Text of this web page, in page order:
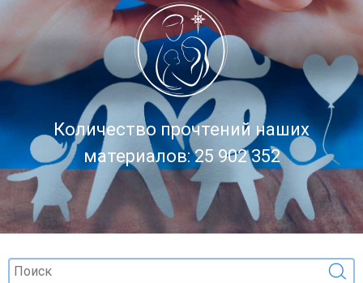
Количество прочтений наших
материалов: 25 902 352